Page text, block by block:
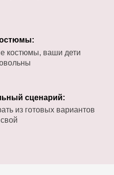
костюмы, ваши дети
сценарий:
из готовых вариантов